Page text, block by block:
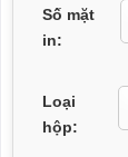
Số mặt
in:
Loại
hộp: